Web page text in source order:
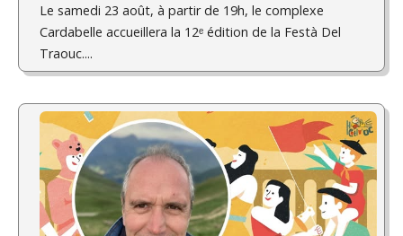
Le samedi 23 août, à partir de 19h, le complexe
Cardabelle accueillera la 12ᵉ édition de la Festà Del
Traouc....